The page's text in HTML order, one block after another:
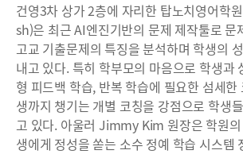
건영3차 상가 2층에 자리한 탑노치영어학
sh)은 최근 AI엔진기반의 문제 제작툴로 문
고교 기출문제의 특징을 분석하며 학생의
내고 있다. 특히 학부모의 마음으로 학생과
형 피드백 학습, 반복 학습에 필요한 섬세한
생까지 챙기는 개별 코칭을 강점으로 학생
고 있다. 아울러 Jimmy Kim 원장은 학원
생에게 정성을 쏟는 소수 정예 학습 시스템